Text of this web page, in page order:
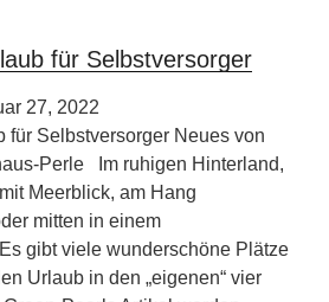
für Selbstversorger
27, 2022
für Selbstversorger Neues von
Perle Im ruhigen Hinterland,
Meerblick, am Hang
mitten in einem
gibt viele wunderschöne Plätze
Urlaub in den „eigenen“ vier